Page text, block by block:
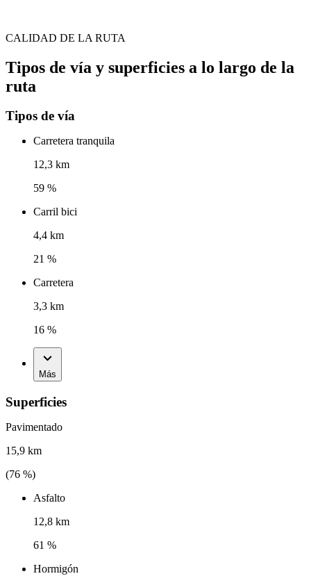
CALIDAD DE LA RUTA
Tipos de vía y superficies a lo largo de la
ruta
Tipos de vía
Carretera tranquila
12,3 km
59 %
Carril bici
4,4 km
21 %
Carretera
3,3 km
16 %
Más
Superficies
Pavimentado
15,9 km
(76 %)
Asfalto
12,8 km
61 %
Hormigón